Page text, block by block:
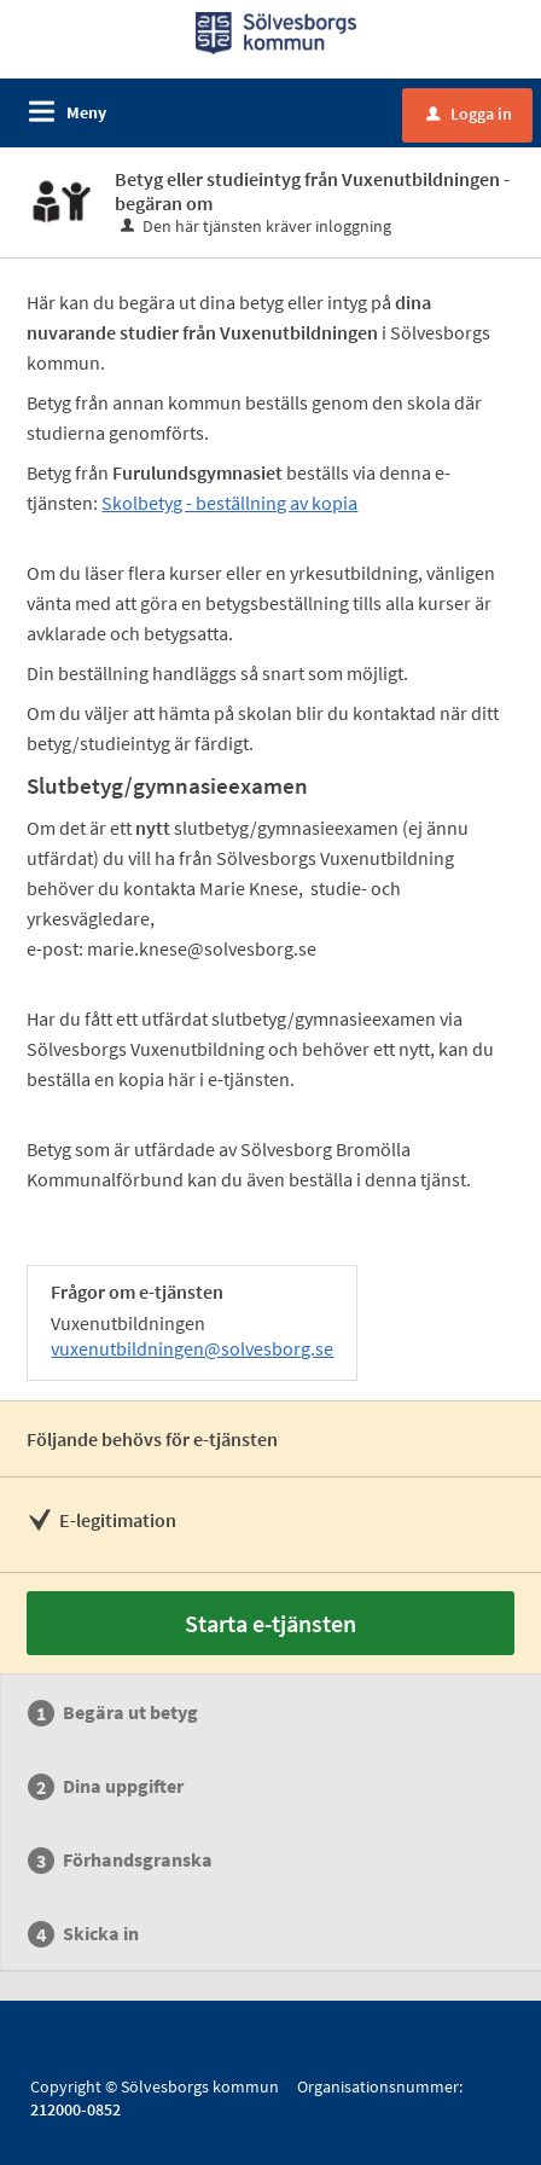
Meny u Logga in
Betyg eller studieintyg från Vuxenutbildningen -
begäran om
Den här tjänsten kräver inloggning
Här kan du begära ut dina betyg eller intyg pådina
nuvarande studier från Vuxenutbildningen i Sölvesborgs
kommun.
Betyg från annan kommun beställs genom den skola där
studierna genomförts.
Betyg från Furulundsgymnasiet beställs via denna e-
tjänsten: Skolbetyg - beställning av kopia
Om du läser flera kurser eller en yrkesutbildning, vänligen
vänta med att göra en betygsbeställning tills alla kurser är
avklarade och betygsatta.
Din beställning handläggs så snart som möjligt.
Om du väljer att hämta på skolan blir du kontaktad när ditt
betyg/studieintyg är färdigt.
Slutbetyg/gymnasieexamen
Om det är ett nyttslutbetyg/gymnasieexamen (ej ännu
utfärdat) du vill ha från Sölvesborgs Vuxenutbildning
behöver du kontakta Marie Knese, studie- och
yrkesvägledare,
e-post: marie.knese@solvesborg.se
Har du fått ett utfärdat slutbetyg/gymnasieexamen via
Sölvesborgs Vuxenutbildning och behöver ett nytt, kan du
beställa en kopia här i e-tjänsten.
Betyg som är utfärdade av Sölvesborg Bromölla
Kommunalförbund kan du även beställa i denna tjänst.
Frågor om e-tjänsten
Vuxenutbildningen
vuxenutbildningen@solvesborg.se
Följande behövs för e-tjänsten
E-legitimation
Starta e-tjänsten
Begära ut betyg
Dina uppgifter
Förhandsgranska
Skicka in
Copyright © Sölvesborgs kommun Organisationsnummer:
212000-0852